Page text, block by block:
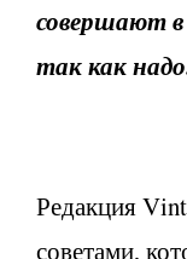
совершают
так как
Редакция
советами,